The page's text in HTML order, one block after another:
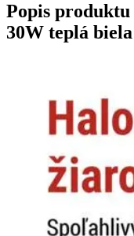
Popis produktu
30W teplá biela